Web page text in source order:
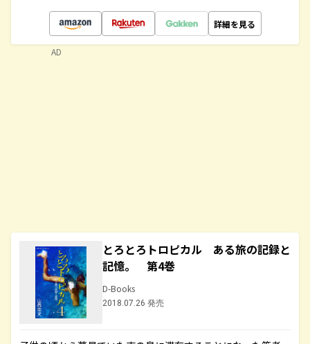
詳細を見る
とろとろトロピカル ある旅の記録と
記憶。 第4巻
D-Books
2018.07.26 発売
AD